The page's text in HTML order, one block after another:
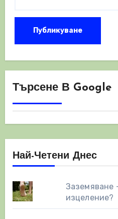
Търсене В Google
Най-Четени Днес
Заземяване
изцеление?